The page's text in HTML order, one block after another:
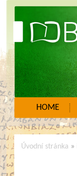
HOME
Úvodní stránka »